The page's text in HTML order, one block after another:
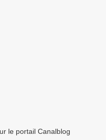
le portail Canalblog